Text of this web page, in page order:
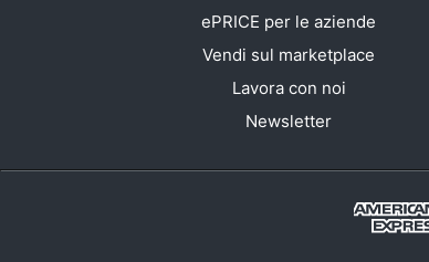
ePRICE per le aziende
Vendi sul marketplace
Lavora con noi
Newsletter